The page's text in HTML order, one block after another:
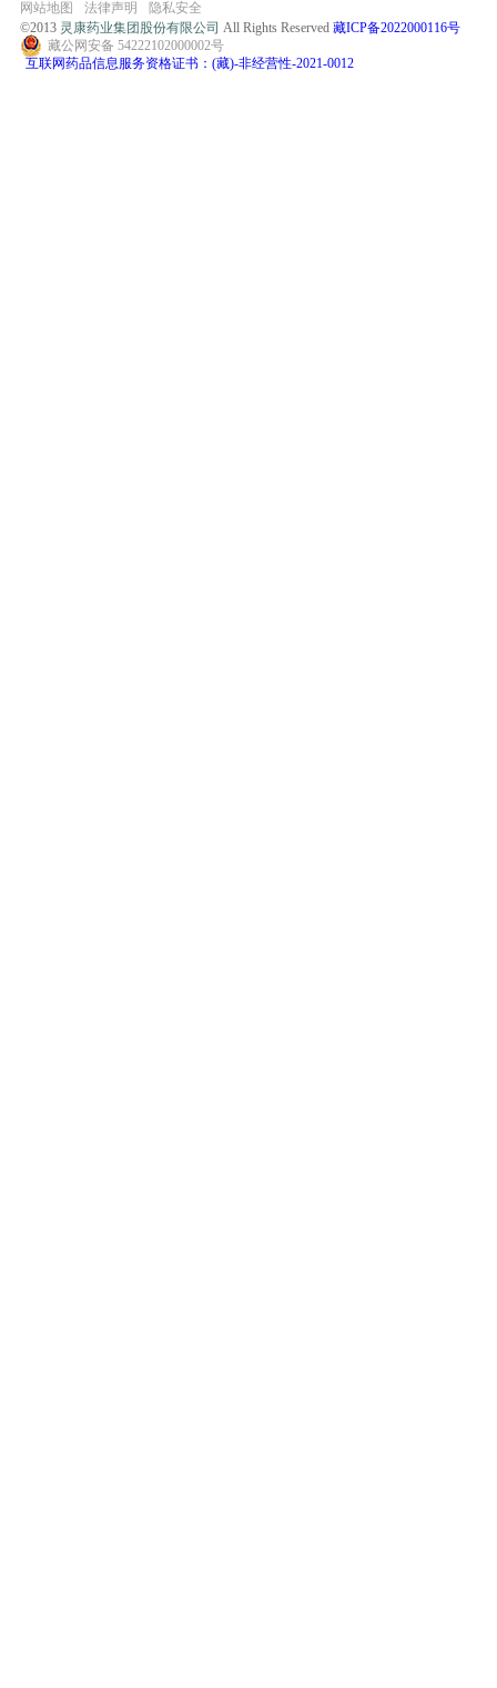
网站地图 法律声明
隐私安全
©2013 灵康药业集团股份有限公司 All Rights Reserved 藏ICP备2022000116号
藏公网安备 54222102000002号
互联网药品信息服务资格证书：(藏)-非经营性-2021-0012